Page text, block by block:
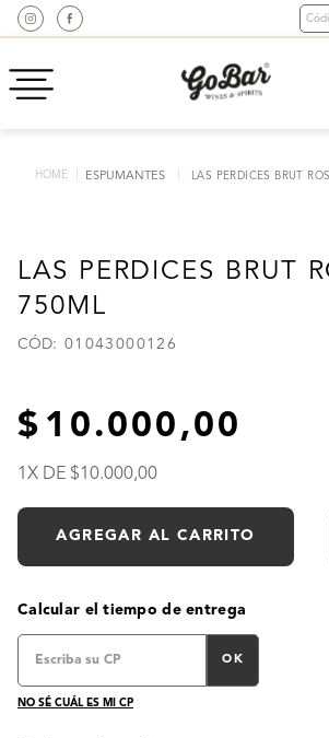
ESPUMANTES LAS PERDICES BRUT
LAS PERDICES BRUT
750ML
: 01043000126
10.000,00
1 X DE 10.000,00
AGREGAR AL CARRITO
Calcular el tiempo de entrega
OK
NO SÉ CUÁL ES MI CP